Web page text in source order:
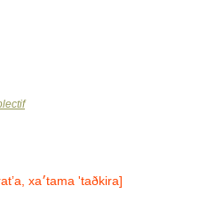
[qa׳ratʼa, xa׳tama 'taðkira]